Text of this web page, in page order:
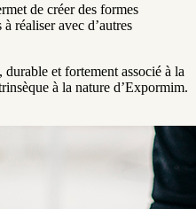
de créer des formes
réaliser avec d’autres
et fortement associé à la
à la nature d’Expormim.